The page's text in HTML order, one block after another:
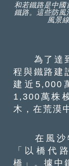
和若鐵路是中國
鐵路。這些防風
風景
為了達到
程與鐵路建
建近5,000
1,300萬株
木，在荒漠
在風沙特
「以橋代
橋」。據中